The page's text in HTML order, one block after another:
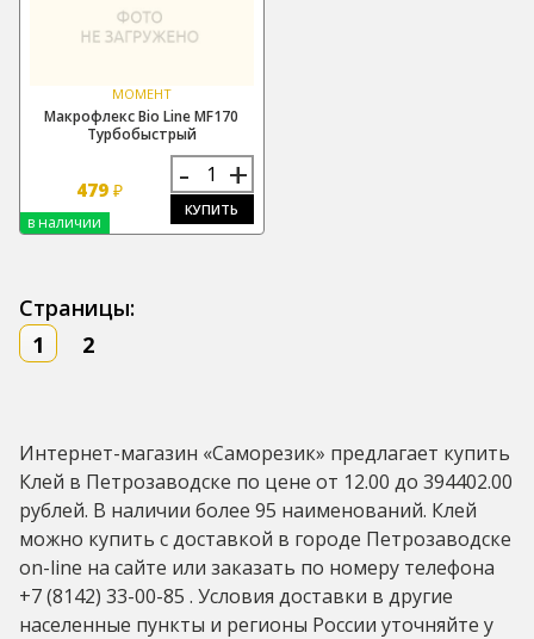
МОМЕНТ
Макрофлекс Bio Line MF170
Турбобыстрый
479₽ - +
КУПИТЬ
в наличии
Страницы:
1
2
Интернет-магазин «Саморезик» предлагает купить
Клей в Петрозаводске по цене от 12.00 до 394402.00
рублей. В наличии более 95 наименований. Клей
можно купить с доставкой в городе Петрозаводске
on-line на сайте или заказать по номеру телефона
+7 (8142) 33-00-85 . Условия доставки в другие
населенные пункты и регионы России уточняйте у